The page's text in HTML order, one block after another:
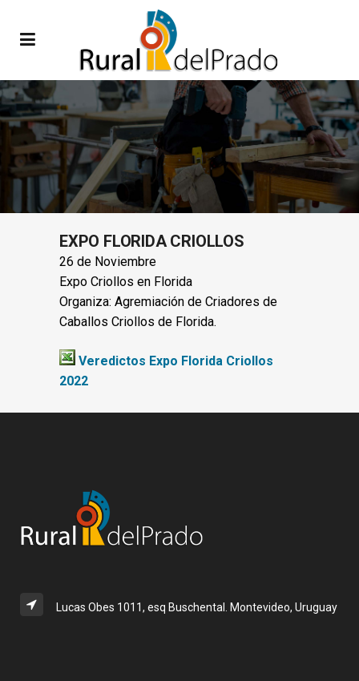
EXPO FLORIDA CRIOLLOS
26 de Noviembre
Expo Criollos en Florida
Organiza: Agremiación de Criadores de
Caballos Criollos de Florida.
Veredictos Expo Florida Criollos
2022
Lucas Obes 1011, esq Buschental. Montevideo, Uruguay